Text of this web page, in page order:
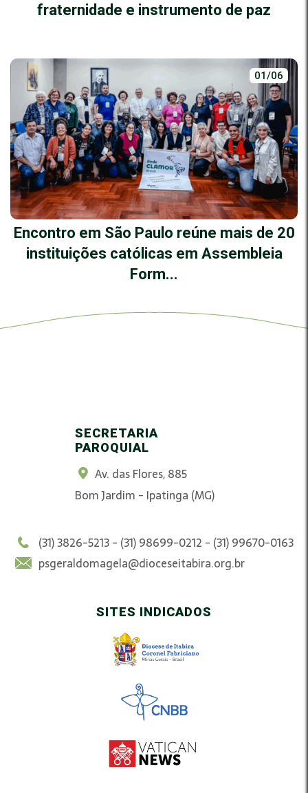
fraternidade e instrumento de paz
01/06
Encontro em São Paulo reúne mais de 20
instituições católicas em Assembleia
Form...
SECRETARIA
PAROQUIAL
Av. das Flores, 885
Bom Jardim - Ipatinga (MG)
(31) 3826-5213 - (31) 98699-0212 - (31) 99670-0163
psgeraldomagela@dioceseitabira.org.br
SITES INDICADOS